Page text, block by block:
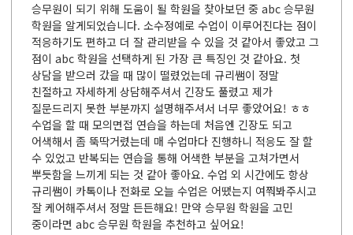
승무원이 되기 위해 도움이 될 학원을 찾아보던 중 abc 승무원
학원을 알게되었습니다. 소수정예로 수업이 이루어진다는 점이
적응하기도 편하고 더 잘 관리받을 수 있을 것 같아서 좋았고 그
점이 abc 학원을 선택하게 된 가장 큰 특징인 것 같아요. 첫
상담을 받으러 갔을 때 많이 떨렸었는데 규리쌤이 정말
친절하고 자세하게 상담해주셔서 긴장도 풀렸고 제가
질문드리지 못한 부분까지 설명해주셔서 너무 좋았어요! ㅎㅎ
수업을 할 때 모의면접 연습을 하는데 처음엔 긴장도 되고
어색해서 좀 뚝딱거렸는데 매 수업마다 진행하니 적응도 잘 할
수 있었고 반복되는 연습을 통해 어색한 부분을 고쳐가면서
뿌듯함을 느끼게 되는 것 같아 좋아요. 수업 외 시간에도 항상
규리쌤이 카톡이나 전화로 오늘 수업은 어땠는지 여쭤봐주시고
잘 케어해주셔서 정말 든든해요! 만약 승무원 학원을 고민
중이라면 abc 승무원 학원을 추천하고 싶어요!